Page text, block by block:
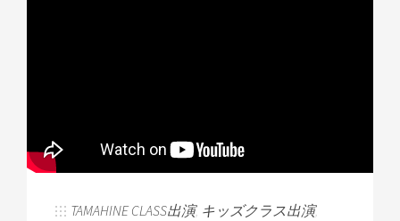
TAMAHINE CLASS出演, キッズクラス出演,